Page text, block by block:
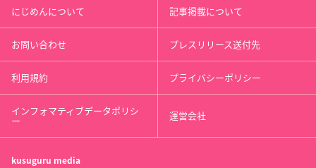
にじめんについて 記事掲載について
お問い合わせ プレスリリース送付先
利用規約 プライバシーポリシー
インフォマティブデータポリシ
ー 運営会社
kusuguru media